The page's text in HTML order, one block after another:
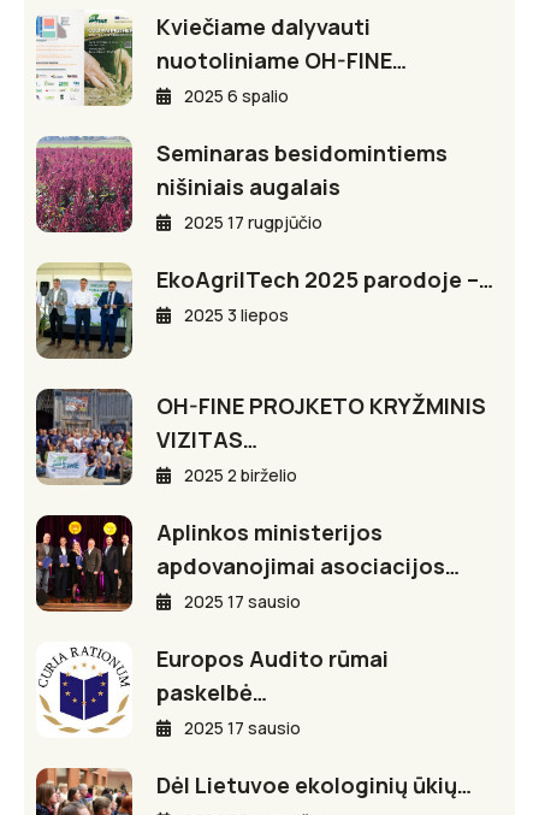
Kviečiame dalyvauti
nuotoliniame OH-FINE…
2025 6 spalio
Seminaras besidomintiems
nišiniais augalais
2025 17 rugpjūčio
EkoAgriITech 2025 parodoje –…
2025 3 liepos
OH-FINE PROJKETO KRYŽMINIS
VIZITAS…
2025 2 birželio
Aplinkos ministerijos
apdovanojimai asociacijos…
2025 17 sausio
Europos Audito rūmai
paskelbė…
2025 17 sausio
Dėl Lietuvoe ekologinių ūkių…